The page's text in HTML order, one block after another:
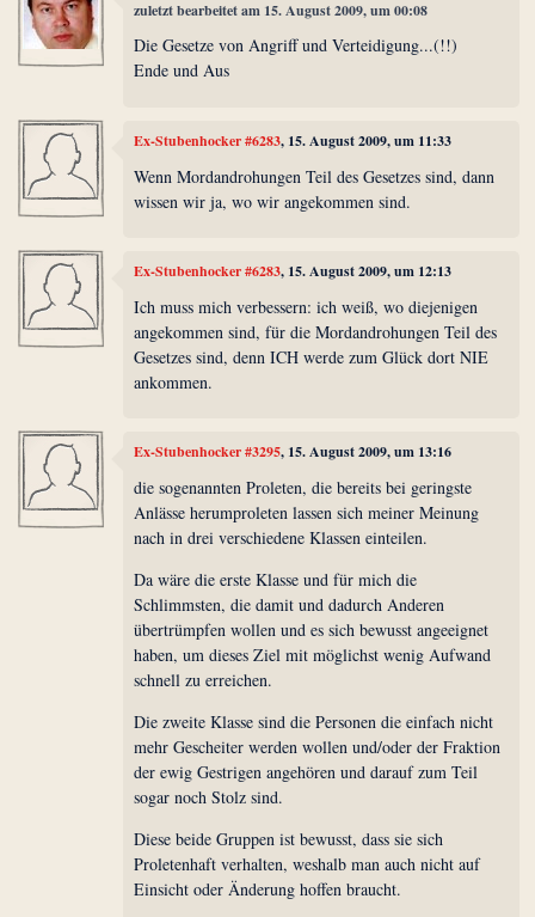
zuletzt bearbeitet am 15. August 2009, um 00:08
Die Gesetze von Angriff und Verteidigung...(!!)
Ende und Aus
Ex-Stubenhocker #6283, 15. August 2009, um 11:33
Wenn Mordandrohungen Teil des Gesetzes sind, dann
wissen wir ja, wo wir angekommen sind.
Ex-Stubenhocker #6283, 15. August 2009, um 12:13
Ich muss mich verbessern: ich weiß, wo diejenigen
angekommen sind, für die Mordandrohungen Teil des
Gesetzes sind, denn ICH werde zum Glück dort NIE
ankommen.
Ex-Stubenhocker #3295, 15. August 2009, um 13:16
die sogenannten Proleten, die bereits bei geringste
Anlässe herumproleten lassen sich meiner Meinung
nach in drei verschiedene Klassen einteilen.
Da wäre die erste Klasse und für mich die
Schlimmsten, die damit und dadurch Anderen
übertrümpfen wollen und es sich bewusst angeeignet
haben, um dieses Ziel mit möglichst wenig Aufwand
schnell zu erreichen.
Die zweite Klasse sind die Personen die einfach nicht
mehr Gescheiter werden wollen und/oder der Fraktion
der ewig Gestrigen angehören und darauf zum Teil
sogar noch Stolz sind.
Diese beide Gruppen ist bewusst, dass sie sich
Proletenhaft verhalten, weshalb man auch nicht auf
Einsicht oder Änderung hoffen braucht.